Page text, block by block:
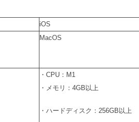
iOS
MacOS
・CPU：M1
・メモリ：4GB以上
・ハードディスク：256GB以上